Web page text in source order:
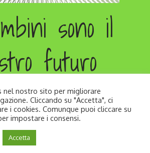
sono il
futuro
rights reserved. Developed by
Andrea Zago
nel nostro sito per migliorare
Cliccando su "Accetta", ci
i cookies. Comunque puoi cliccare su
impostare i consensi.
Accetta